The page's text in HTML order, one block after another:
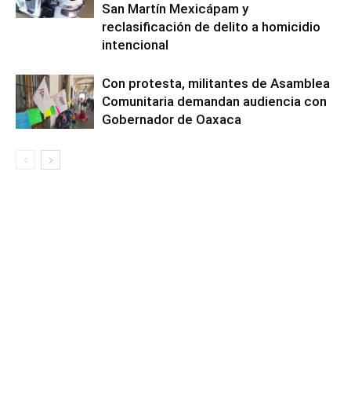
San Martín Mexicápam y
reclasificación de delito a homicidio
intencional
Con protesta, militantes de Asamblea
Comunitaria demandan audiencia con
Gobernador de Oaxaca